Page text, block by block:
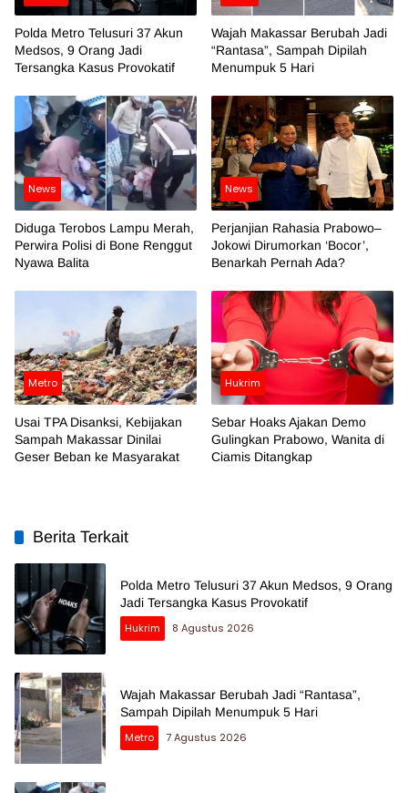
Polda Metro Telusuri 37 Akun
Medsos, 9 Orang Jadi
Tersangka Kasus Provokatif
Wajah Makassar Berubah Jadi
“Rantasa”, Sampah Dipilah
Menumpuk 5 Hari
News
Diduga Terobos Lampu Merah,
Perwira Polisi di Bone Renggut
Nyawa Balita
News
Perjanjian Rahasia Prabowo–
Jokowi Dirumorkan ‘Bocor’,
Benarkah Pernah Ada?
Metro
Usai TPA Disanksi, Kebijakan
Sampah Makassar Dinilai
Geser Beban ke Masyarakat
Hukrim
Sebar Hoaks Ajakan Demo
Gulingkan Prabowo, Wanita di
Ciamis Ditangkap
Berita Terkait
Polda Metro Telusuri 37 Akun Medsos, 9 Orang
Jadi Tersangka Kasus Provokatif
Hukrim
8 Agustus 2026
Wajah Makassar Berubah Jadi “Rantasa”,
Sampah Dipilah Menumpuk 5 Hari
Metro
7 Agustus 2026